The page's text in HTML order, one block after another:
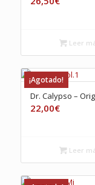
Leer
¡Agotado!
Dr. Calypso –
22,00€
Leer